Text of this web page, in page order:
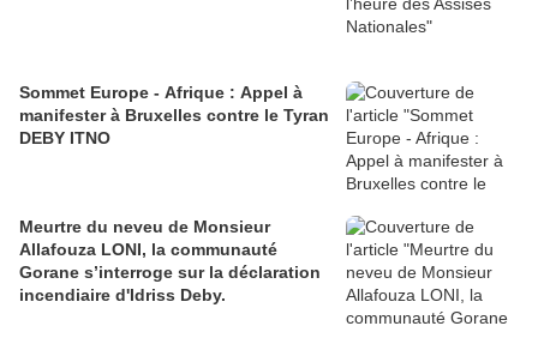
Sommet Europe - Afrique : Appel à
manifester à Bruxelles contre le Tyran
DEBY ITNO
Meurtre du neveu de Monsieur
Allafouza LONI, la communauté
Gorane s’interroge sur la déclaration
incendiaire d'Idriss Deby.